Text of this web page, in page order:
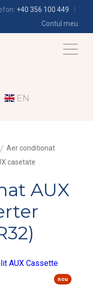
+40 356 100 449
Contul meu
EN
Aer conditionat
casetate
AUX
nou